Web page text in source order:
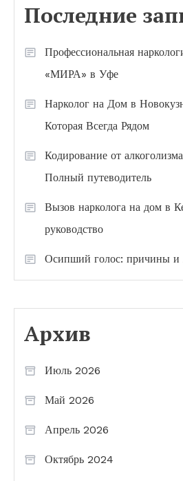
Последние
Профессиональная
«МИРА» в Уфе
Нарколог на Дом в
Которая Всегда Рядом
Кодирование от
Полный путеводитель
Вызов нарколога на дом в
руководство
Осипший голос: причины и
Архив
Июль 2026
Май 2026
Апрель 2026
Октябрь 2024